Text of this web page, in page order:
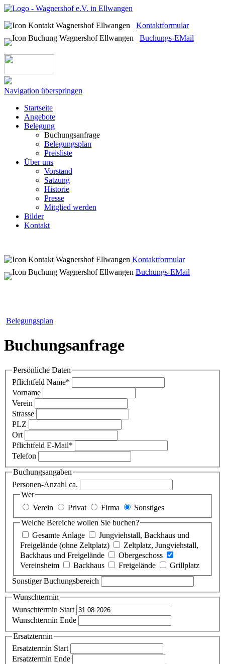
Kontaktformular
Buchungs-EMail
Navigation überspringen
Startseite
Angebote
Belegung
Buchungsanfrage
Belegungsplan
Preisliste
Über uns
Vorstand
Satzung
Historie
Presse
Mitglied werden
Bilder
Kontakt
Kontaktformular
Buchungs-EMail
Belegungsplan
Buchungsanfrage
Persönliche Daten
Pflichtfeld Name*
Vorname
Verein
Strasse
PLZ
Ort
Pflichtfeld E-Mail*
Telefon
Buchungsangaben
Personen-Anzahl ca.
Wer
Verein
Privat Firma
Sonstiges
Welche Bereiche wollen Sie buchen?
Gesamte Anlage
Jungviehstall, Backhaus und
Freigelände (ohne Zeltplatz)
Zeltplatz, Jungviehstall,
Backhaus und Freigelände
Obergeschoss
Vereinsheim
Backhaus Freigelände
Grillplatz
Sonstiger Buchungsbereich
Wunschtermin
Wunschtermin Start
Wunschtermin Ende
Ersatztermin
Ersatztermin Start
Ersatztermin Ende